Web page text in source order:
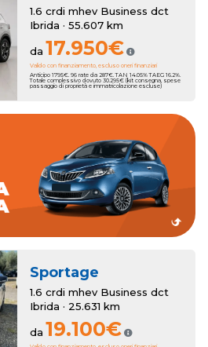
1.6 crdi mhev Business dct
Ibrida · 55.607 km
da 17.950€
Valido con finanziamento, escluso oneri finanziari
Anticipo 1795€. 96 rate da 287€. TAN 14.05% TAEG 16.2%.
Totale complessivo dovuto 30.295€ (kit consegna, spese
passaggio di proprietà e immatricolazione escluse)
selezione accurata di vetture usate
zero che ti garantiranno la
fra oltre 600 vetture dei
passa dopo passo
Team.
Sportage
1.6 crdi mhev Business dct
Ibrida · 25.631 km
da 19.100€